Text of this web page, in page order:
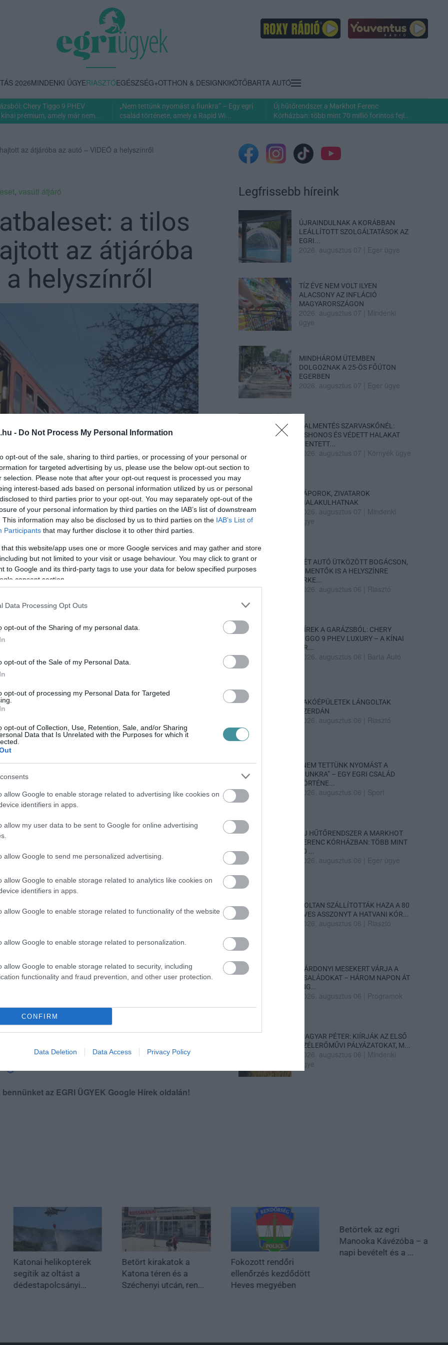
- Do Not Process My Personal Information
opt-out of the sale, sharing to third parties, or processing of your personal or
for targeted advertising by us, please use the below opt-out section to
selection. Please note that after your opt-out request is processed you may
interest-based ads based on personal information utilized by us or personal
to third parties prior to your opt-out. You may separately opt-out of the
of your personal information by third parties on the IAB’s list of downstream
This information may also be disclosed by us to third parties on the IAB’s List of
Participants that may further disclose it to other third parties.
that this website/app uses one or more Google services and may gather and store
but not limited to your visit or usage behaviour. You may click to grant or
to Google and its third-party tags to use your data for below specified purposes
consent section.
Data Processing Opt Outs
opt-out of the Sharing of my personal data.
opt-out of the Sale of my Personal Data.
opt-out of processing my Personal Data for Targeted
opt-out of Collection, Use, Retention, Sale, and/or Sharing
Data that Is Unrelated with the Purposes for which it
allow Google to enable storage related to advertising like cookies on
identifiers in apps.
allow my user data to be sent to Google for online advertising
allow Google to send me personalized advertising.
allow Google to enable storage related to analytics like cookies on
identifiers in apps.
allow Google to enable storage related to functionality of the website
allow Google to enable storage related to personalization.
allow Google to enable storage related to security, including
functionality and fraud prevention, and other user protection.
CONFIRM
Data Deletion Data Access Privacy Policy
2026MINDENKI ÜGYERIASZTÓEGÉSZSÉG+OTTHON & DESIGNKIKÖTŐBARTA AUTÓ
Chery Tiggo 9 PHEV
prémium, amely már nem...
„Nem tettünk nyomást a fiunkra” – Egy egri
család története, amely a Rapid Wi...
Új hűtőrendszer a Markhot Ferenc
Kórházban: több mint 70 millió forintos fejl...
az átjáróba az autó – VIDEÓ a helyszínről
, vasúti átjáró
a tilos
az átjáróba
a helyszínről
nem vette észre, mit jelez a
baleset történt Egerben, a Braun-
egy autót, amelynek idős sofőrje
szerint egy 81 éves férfi halt meg a
mehetett haza, és a tilos jelzés ellenére
az erős fény, ezért nem vette észre,
lakók jól ismerték a férfit, nem értik,
mindig kifejezetten óvatosan
az EGRI ÜGYEK Google Hírek oldalán!
Legfrissebb híreink
ÚJRAINDULNAK A KORÁBBAN
LEÁLLÍTOTT SZOLGÁLTATÁSOK AZ
EGRI...
2026. augusztus 07 Eger ügye
TÍZ ÉVE NEM VOLT ILYEN
ALACSONY AZ INFLÁCIÓ
MAGYARORSZÁGON
2026. augusztus 07
Mindenki
ügye
MINDHÁROM ÜTEMBEN
DOLGOZNAK A 25-ÖS FŐÚTON
EGERBEN
2026. augusztus 07 Eger ügye
HALMENTÉS SZARVASKŐNÉL:
ŐSHONOS ÉS VÉDETT HALAKAT
MENTETT...
2026. augusztus 07 Környék ügye
ZÁPOROK, ZIVATAROK
KIALAKULHATNAK
2026. augusztus 07
Mindenki
ügye
KÉT AUTÓ ÜTKÖZÖTT BOGÁCSON,
A MENTŐK IS A HELYSZÍNRE
ÉRKE...
2026. augusztus 06 Riasztó
HÍREK A GARÁZSBÓL: CHERY
TIGGO 9 PHEV LUXURY – A KÍNAI
PR...
2026. augusztus 06 Barta Autó
LAKÓÉPÜLETEK LÁNGOLTAK
SZERDÁN
2026. augusztus 06 Riasztó
„NEM TETTÜNK NYOMÁST A
FIUNKRA” – EGY EGRI CSALÁD
TÖRTÉNE...
2026. augusztus 06 Sport
ÚJ HŰTŐRENDSZER A MARKHOT
FERENC KÓRHÁZBAN: TÖBB MINT
70 ...
2026. augusztus 06 Eger ügye
HOLTAN SZÁLLÍTOTTÁK HAZA A 80
ÉVES ASSZONYT A HATVANI KÓR...
2026. augusztus 06 Riasztó
GÁRDONYI MESEKERT VÁRJA A
CSALÁDOKAT – HÁROM NAPON ÁT
ING...
2026. augusztus 06 Programok
MAGYAR PÉTER: KIÍRJÁK AZ ELSŐ
SZÉLERŐMŰVI PÁLYÁZATOKAT, M...
2026. augusztus 06
Mindenki
ügye
Katonai helikopterek
segítik az oltást a
dédestapolcsányi...
Betört kirakatok a
Katona téren és a
Széchenyi utcán, ren...
Fokozott rendőri
ellenőrzés kezdődött
Heves megyében
Betörtek az egri
Manooka Kávézóba – a
napi bevételt és a ...